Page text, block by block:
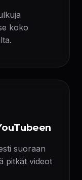
koko
suoraan
pitkät videot